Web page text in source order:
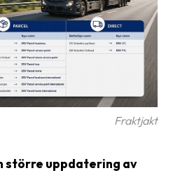
Fraktjakt
större uppdatering av